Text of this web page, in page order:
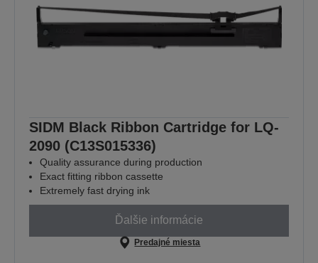
SIDM Black Ribbon Cartridge for LQ-
2090 (C13S015336)
Quality assurance during production
Exact fitting ribbon cassette
Extremely fast drying ink
Ďalšie informácie
Predajné miesta